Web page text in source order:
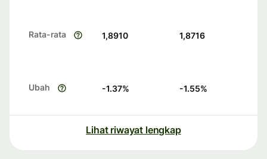
Rata-rata 1,8910 1,8716
Ubah -1.37% -1.55%
Lihat riwayat lengkap